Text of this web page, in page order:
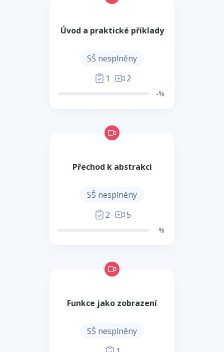
Úvod a praktické příklady
SŠ nesplněny
1
2
-%
Přechod k abstrakci
SŠ nesplněny
2
5
-%
Funkce jako zobrazení
SŠ nesplněny